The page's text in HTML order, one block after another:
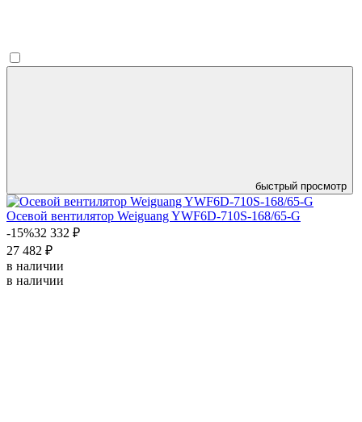
быстрый просмотр
Осевой вентилятор Weiguang YWF6D-710S-168/65-G
-15%32 332 ₽
27 482 ₽
в наличии
в наличии